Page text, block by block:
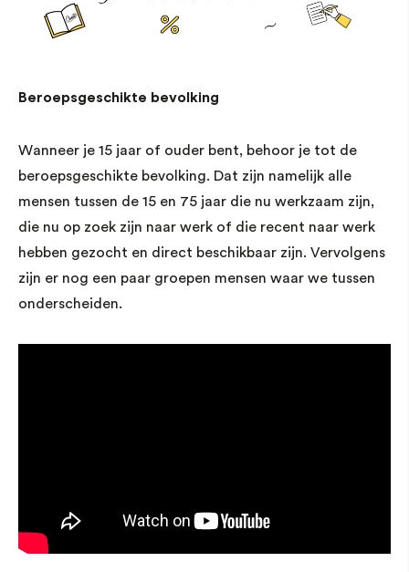
Beroepsgeschikte bevolking
Wanneer je 15 jaar of ouder bent, behoor je tot de
beroepsgeschikte bevolking. Dat zijn namelijk alle
mensen tussen de 15 en 75 jaar die nu werkzaam zijn,
die nu op zoek zijn naar werk of die recent naar werk
hebben gezocht en direct beschikbaar zijn. Vervolgens
zijn er nog een paar groepen mensen waar we tussen
onderscheiden.